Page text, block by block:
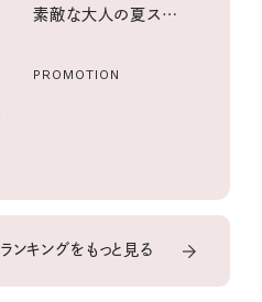
素敵な大人の夏スタイ
PROMOTION
ランキングをもっと見る